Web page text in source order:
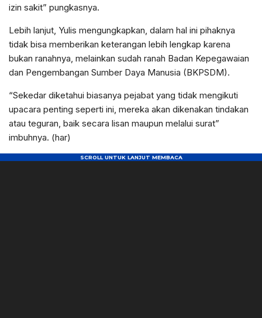
izin sakit” pungkasnya.
Lebih lanjut, Yulis mengungkapkan, dalam hal ini pihaknya
tidak bisa memberikan keterangan lebih lengkap karena
bukan ranahnya, melainkan sudah ranah Badan Kepegawaian
dan Pengembangan Sumber Daya Manusia (BKPSDM).
“Sekedar diketahui biasanya pejabat yang tidak mengikuti
upacara penting seperti ini, mereka akan dikenakan tindakan
atau teguran, baik secara lisan maupun melalui surat”
imbuhnya. (har)